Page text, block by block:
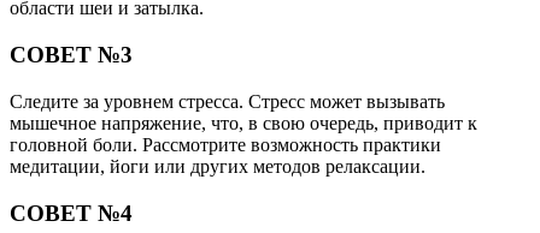
области шеи и затылка.
СОВЕТ №3
Следите за уровнем стресса. Стресс может вызывать
мышечное напряжение, что, в свою очередь, приводит к
головной боли. Рассмотрите возможность практики
медитации, йоги или других методов релаксации.
СОВЕТ №4